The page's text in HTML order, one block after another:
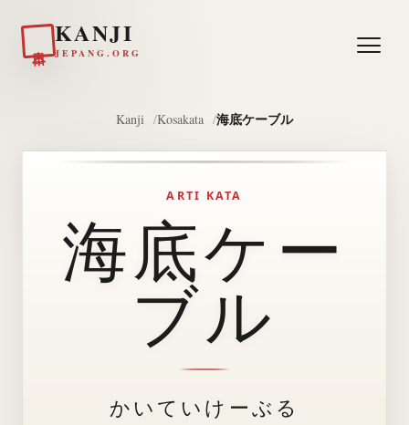
KANJI
JEPANG.ORG
Kanji Kosakata 海底ケーブル
ARTI KATA
海底ケー
ブル
かいていけーぶる